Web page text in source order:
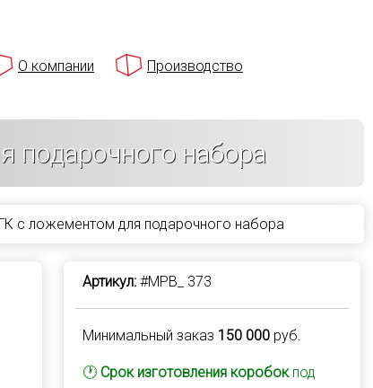
О компании
Производство
набора
с ложементом для подарочного набора
Артикул:#MPB_ 373
Минимальный заказ 150 000руб.
🕐 Срок изготовления коробокпод